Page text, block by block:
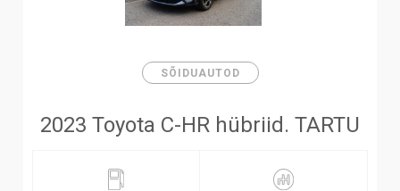
SÕIDUAUTOD
2023 Toyota C-HR hübriid. TARTU